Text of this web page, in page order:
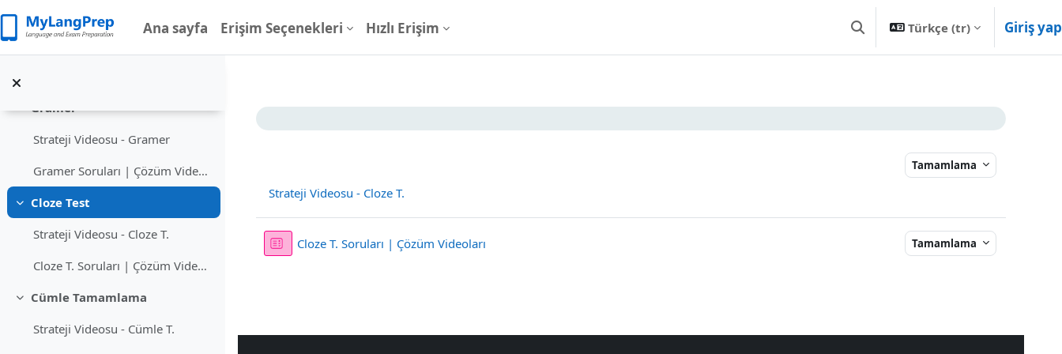
Ana sayfa Erişim Seçenekleri Hızlı Erişim Arama girişini değiştir
Türkçe ‎(tr)‎ Giriş yap
Daralt
Kelime
Daralt
Gramer
Strateji Videosu - Gramer
Gramer Soruları | Çözüm Videoları
Daralt
Cloze Test
Strateji Videosu - Cloze T.
Cloze T. Soruları | Çözüm Videoları
Daralt
Cümle Tamamlama
Strateji Videosu - Cümle T.
Bölüm anahatları
Tamamlama
Strateji Videosu - Cloze T.
Cloze T. Soruları | Çözüm Videoları Tamamlama